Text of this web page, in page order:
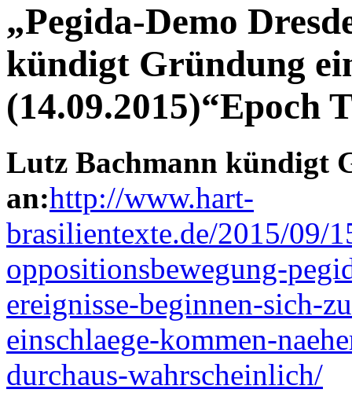
„Pegida-Demo
kündigt Gründung
(14.09.2015)“Epoch
Lutz Bachmann kündigt
an:http://www.hart-
brasilientexte.de/2015/09/
oppositionsbewegung-
ereignisse-beginnen-sich-
einschlaege-kommen-
durchaus-wahrscheinlich/